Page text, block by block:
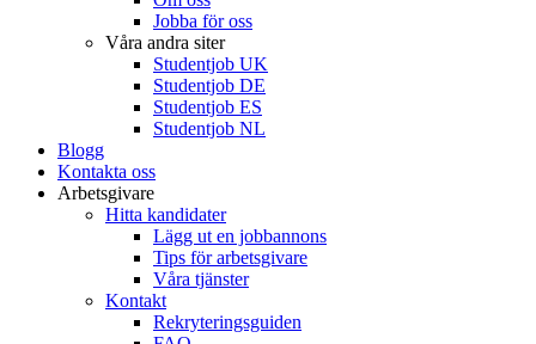
Jobba för oss
Våra andra siter
Studentjob UK
Studentjob DE
Studentjob ES
Studentjob NL
Blogg
Kontakta oss
Arbetsgivare
Hitta kandidater
Lägg ut en jobbannons
Tips för arbetsgivare
Våra tjänster
Kontakt
Rekryteringsguiden